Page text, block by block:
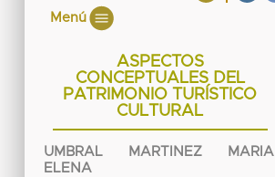
Menú
ASPECTOS
CONCEPTUALES DEL
PATRIMONIO TURÍSTICO
CULTURAL
UMBRAL MARTINEZ MARIA
ELENA